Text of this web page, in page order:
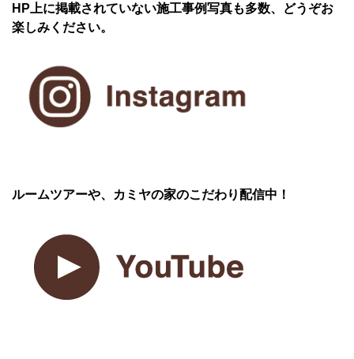
HP上に掲載されていない施工事例写真も多数、どうぞお
楽しみください。
ルームツアーや、カミヤの家のこだわり配信中！